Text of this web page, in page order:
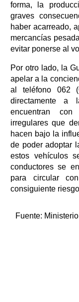
forma, la
graves
haber acarreado,
mercancías
evitar ponerse al
Por otro lado, la
apelar a la
al teléfono 062
directamente a
encuentran
irregulares que
hacen bajo la
de poder adoptar
estos vehículos
conductores se
para circular
consiguiente
Fuente: